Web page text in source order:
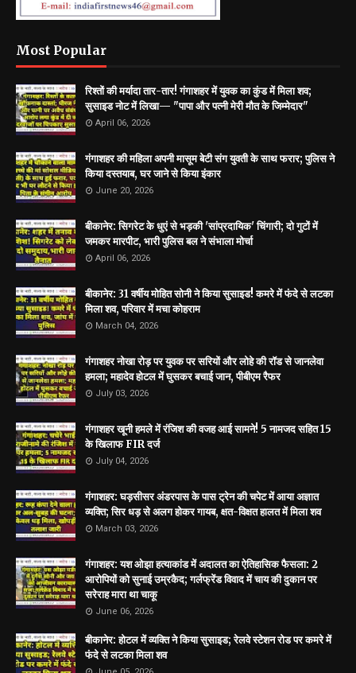
Most Popular
रिश्तों की मर्यादा तार-तार! गंगाशहर में युवक का कुंड में मिला शव;
सुसाइड नोट में लिखा— "पापा और पत्नी मेरी मौत के जिम्मेदार"
April 06, 2026
गंगाशहर की महिला अपनी मासूम बेटी संग युवती के साथ फरार; पुलिस ने
किया दस्तयाब, घर जाने से किया इंकार
June 20, 2026
बीकानेर: सिगरेट के धुएं से भड़की 'सांप्रदायिक' चिंगारी; दो गुटों में
जमकर मारपीट, भारी पुलिस बल ने संभाला मोर्चा
April 06, 2026
बीकानेर: 31 वर्षीय मोहित सोनी ने किया सुसाइड! कमरे में फंदे से लटका
मिला शव, परिवार में मचा कोहराम
March 04, 2026
गंगाशहर नोखा रोड़ पर युवक पर सरियों और लोहे की रॉड से जानलेवा
हमला; महादेव होटल में घुसकर बचाई जान, पीबीएम रैफर
July 03, 2026
गंगाशहर खूनी हमले में रंजिश की वजह आई सामने! 5 नामजद सहित 15
के खिलाफ FIR दर्ज
July 04, 2026
गंगाशहर: घड़सीसर अंडरपास के पास ट्रेन की चपेट में आया अज्ञात
व्यक्ति; सिर धड़ से अलग होकर गायब, क्षत-विक्षत हालत में मिला शव
March 03, 2026
गंगाशहर: यश ओझा हत्याकांड में अदालत का ऐतिहासिक फैसला: 2
आरोपियों को सुनाई उम्रकैद; गर्लफ्रेंड विवाद में चाय की दुकान पर
सरेराह मारा था चाकू
June 06, 2026
बीकानेर: होटल में व्यक्ति ने किया सुसाइड; रेलवे स्टेशन रोड पर कमरे में
फंदे से लटका मिला शव